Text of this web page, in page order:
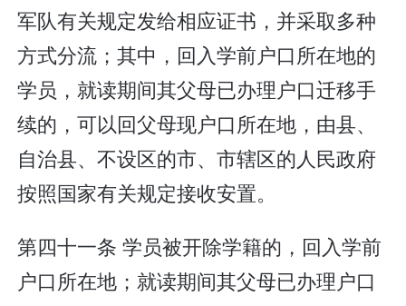
军队有关规定发给相应证书，并采取多种
方式分流；其中，回入学前户口所在地的
学员，就读期间其父母已办理户口迁移手
续的，可以回父母现户口所在地，由县、
自治县、不设区的市、市辖区的人民政府
按照国家有关规定接收安置。
第四十一条 学员被开除学籍的，回入学前
户口所在地；就读期间其父母已办理户口